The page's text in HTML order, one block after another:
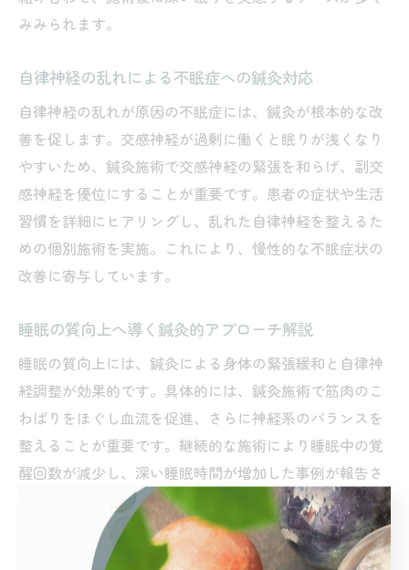
みみられます。
自律神経の乱れによる不眠症への鍼灸対応
自律神経の乱れが原因の不眠症には、鍼灸が根本的な改
善を促します。交感神経が過剰に働くと眠りが浅くなり
やすいため、鍼灸施術で交感神経の緊張を和らげ、副交
感神経を優位にすることが重要です。患者の症状や生活
習慣を詳細にヒアリングし、乱れた自律神経を整えるた
めの個別施術を実施。これにより、慢性的な不眠症状の
改善に寄与しています。
睡眠の質向上へ導く鍼灸的アプローチ解説
睡眠の質向上には、鍼灸による身体の緊張緩和と自律神
経調整が効果的です。具体的には、鍼灸施術で筋肉のこ
わばりをほぐし血流を促進、さらに神経系のバランスを
整えることが重要です。継続的な施術により睡眠中の覚
醒回数が減少し、深い睡眠時間が増加した事例が報告さ
れています。このような科学的根拠に基づく鍼灸的アプ
ローチは、不眠症改善の有力な選択肢となります。